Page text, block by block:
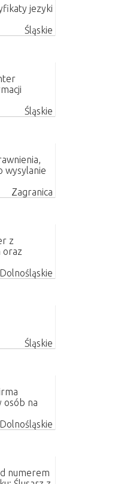
jezyki
Śląskie
Śląskie
wysylanie
Zagranica
z
oraz
Dolnośląskie
Śląskie
osób na
Dolnośląskie
numerem